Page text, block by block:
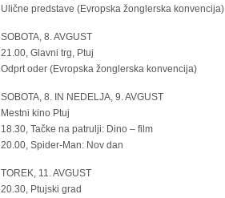
Ulične predstave (Evropska žonglerska konvencija)
SOBOTA, 8. AVGUST
21.00, Glavni trg, Ptuj
Odprt oder (Evropska žonglerska konvencija)
SOBOTA, 8. IN NEDELJA, 9. AVGUST
Mestni kino Ptuj
18.30, Tačke na patrulji: Dino – film
20.00, Spider-Man: Nov dan
TOREK, 11. AVGUST
20.30, Ptujski grad